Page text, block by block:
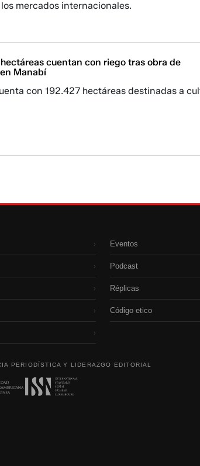
mercados internacionales.
cuentan con riego tras obra de
Manabí
con 192.427 hectáreas destinadas a
›
›
›
›
›
Eventos
Podcast
Réplicas
Código etico
PERIODÍSTICA Y LIDERAZGO EDITORIAL